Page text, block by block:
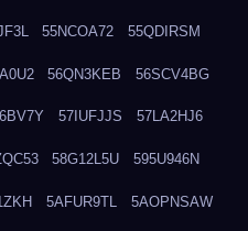
55NCOA72 55QDIRSM
56QN3KEB 56SCV4BG
57IUFJJS 57LA2HJ6
58G12L5U 595U946N
5AFUR9TL 5AOPNSAW